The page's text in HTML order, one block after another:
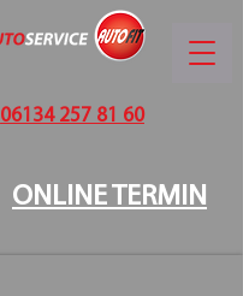
ONLINE TERMIN
06134 257 81 60